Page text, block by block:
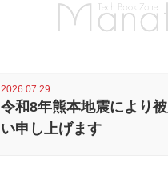
2026.07.29
令和8年熊本地震により
い申し上げます